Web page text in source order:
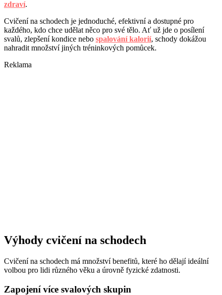
zdraví.
Cvičení na schodech je jednoduché, efektivní a dostupné pro
každého, kdo chce udělat něco pro své tělo. Ať už jde o posílení
svalů, zlepšení kondice nebo spalování kalorií, schody dokážou
nahradit množství jiných tréninkových pomůcek.
Reklama
Výhody cvičení na schodech
Cvičení na schodech má množství benefitů, které ho dělají ideální
volbou pro lidi různého věku a úrovně fyzické zdatnosti.
Zapojení více svalových skupin